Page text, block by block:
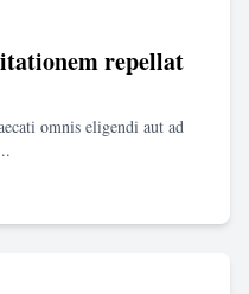
repellat
omnis eligendi aut ad